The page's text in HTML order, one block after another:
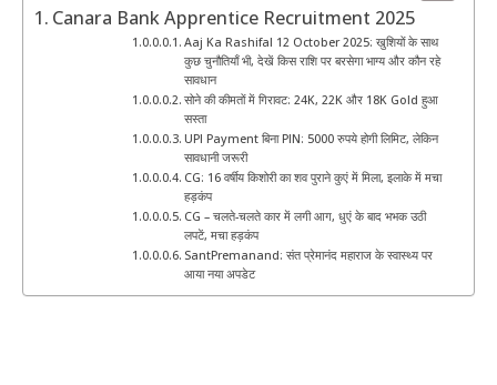
Canara Bank Apprentice Recruitment 2025
Aaj Ka Rashifal 12 October 2025: खुशियों के साथ
कुछ चुनौतियाँ भी, देखें किस राशि पर बरसेगा भाग्य और कौन रहे
सावधान
सोने की कीमतों में गिरावट: 24K, 22K और 18K Gold हुआ
सस्ता
UPI Payment बिना PIN: 5000 रुपये होगी लिमिट, लेकिन
सावधानी जरूरी
CG: 16 वर्षीय किशोरी का शव पुराने कुएं में मिला, इलाके में मचा
हड़कंप
CG – चलते-चलते कार में लगी आग, धुएं के बाद भभक उठी
लपटें, मचा हड़कंप
SantPremanand: संत प्रेमानंद महाराज के स्वास्थ्य पर
आया नया अपडेट